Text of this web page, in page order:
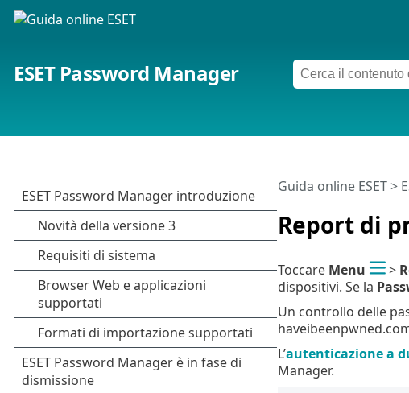
ESET Password Manager
Report di
Guida online ESET>
Toccare Menu >
dispositivi. Se la
Un controllo delle
L’autenticazione a
Manager.